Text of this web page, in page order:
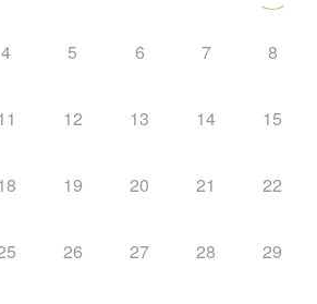
4 5 6 7 8
12 13 14 15
19 20 21 22
26 27 28 29